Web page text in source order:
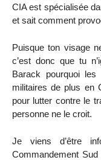
CIA est spécialisée
et sait comment
Puisque ton visage
c’est donc que tu
Barack pourquoi
militaires de plus en
pour lutter contre le
personne ne le croit.
Je viens d’être
Commandement